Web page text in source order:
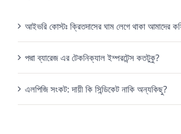
আইভরি কোস্টঃ ক্রিতদাসের ঘাম লেগে থাকা আমাদের
পদ্মা ব্যারেজ এর টেকনিক্যাল ইম্পরটেন্স কতটুকু?
এলপিজি সংকট: দায়ী কি সিন্ডিকেট নাকি অন্যকিছু?